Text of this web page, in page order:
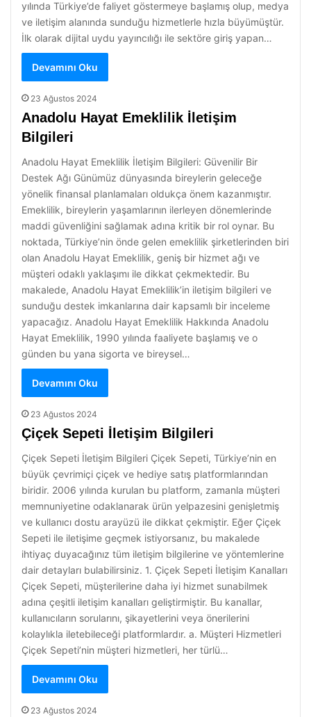
yılında Türkiye’de faliyet göstermeye başlamış olup, medya
ve iletişim alanında sunduğu hizmetlerle hızla büyümüştür.
İlk olarak dijital uydu yayıncılığı ile sektöre giriş yapan…
Devamını Oku
23 Ağustos 2024
Anadolu Hayat Emeklilik İletişim
Bilgileri
Anadolu Hayat Emeklilik İletişim Bilgileri: Güvenilir Bir
Destek Ağı Günümüz dünyasında bireylerin geleceğe
yönelik finansal planlamaları oldukça önem kazanmıştır.
Emeklilik, bireylerin yaşamlarının ilerleyen dönemlerinde
maddi güvenliğini sağlamak adına kritik bir rol oynar. Bu
noktada, Türkiye’nin önde gelen emeklilik şirketlerinden biri
olan Anadolu Hayat Emeklilik, geniş bir hizmet ağı ve
müşteri odaklı yaklaşımı ile dikkat çekmektedir. Bu
makalede, Anadolu Hayat Emeklilik’in iletişim bilgileri ve
sunduğu destek imkanlarına dair kapsamlı bir inceleme
yapacağız. Anadolu Hayat Emeklilik Hakkında Anadolu
Hayat Emeklilik, 1990 yılında faaliyete başlamış ve o
günden bu yana sigorta ve bireysel…
Devamını Oku
23 Ağustos 2024
Çiçek Sepeti İletişim Bilgileri
Çiçek Sepeti İletişim Bilgileri Çiçek Sepeti, Türkiye’nin en
büyük çevrimiçi çiçek ve hediye satış platformlarından
biridir. 2006 yılında kurulan bu platform, zamanla müşteri
memnuniyetine odaklanarak ürün yelpazesini genişletmiş
ve kullanıcı dostu arayüzü ile dikkat çekmiştir. Eğer Çiçek
Sepeti ile iletişime geçmek istiyorsanız, bu makalede
ihtiyaç duyacağınız tüm iletişim bilgilerine ve yöntemlerine
dair detayları bulabilirsiniz. 1. Çiçek Sepeti İletişim Kanalları
Çiçek Sepeti, müşterilerine daha iyi hizmet sunabilmek
adına çeşitli iletişim kanalları geliştirmiştir. Bu kanallar,
kullanıcıların sorularını, şikayetlerini veya önerilerini
kolaylıkla iletebileceği platformlardır. a. Müşteri Hizmetleri
Çiçek Sepeti’nin müşteri hizmetleri, her türlü…
Devamını Oku
23 Ağustos 2024